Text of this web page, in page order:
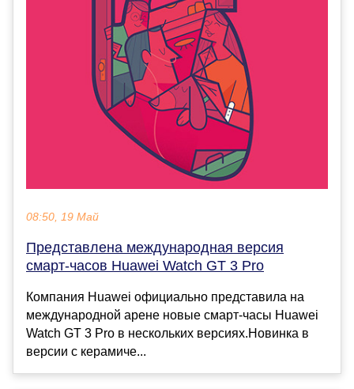
08:50, 19 Май
Представлена международная версия
смарт-часов Huawei Watch GT 3 Pro
Компания Huawei официально представила на
международной арене новые смарт-часы Huawei
Watch GT 3 Pro в нескольких версиях.Новинка в
версии с керамиче...